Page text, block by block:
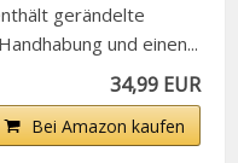
gerändelte
und einen...
34,99 EUR
Bei Amazon kaufen